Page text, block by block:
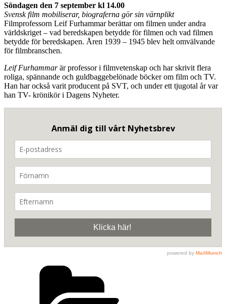
Söndagen den 7 september kl 14.00
Svensk film mobiliserar, biograferna gör sin värnplikt
Filmprofessorn Leif Furhammar berättar om filmen under andra
världskriget – vad beredskapen betydde för filmen och vad filmen
betydde för beredskapen. Åren 1939 – 1945 blev helt omvälvande
för filmbranschen.
Leif Furhammarär professor i filmvetenskap och har skrivit flera
roliga, spännande och guldbaggebelönade böcker om film och TV.
Han har också varit producent på SVT, och under ett tjugotal år var
han TV- krönikör i Dagens Nyheter.